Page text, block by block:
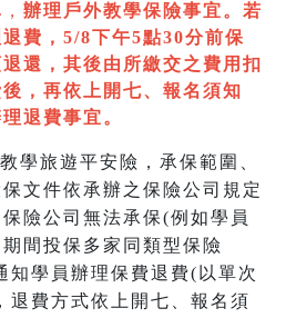
， 辦理戶外教學保險事宜。若
費，5/8下午5點30分前保
還，其後由所繳交之費用扣
，再依上開七、 報名須知
理退費事宜。
學旅遊平安險，承保範圍、
文件依承辦之保險公司規定
險公司無法承保(例如學員
間投保多家同類型保險
知學員辦理保費退費(以單次
退費方式依上開七、報名須